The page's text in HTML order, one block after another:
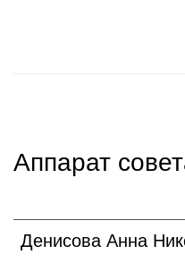
Аппарат
Денисова Анна